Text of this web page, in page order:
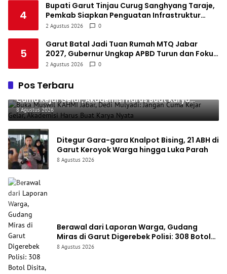
4
Bupati Garut Tinjau Curug Sanghyang Taraje,
Pemkab Siapkan Penguatan Infrastruktur
untuk Dongkrak Pariwisata
2 Agustus 2026 0
5
Garut Batal Jadi Tuan Rumah MTQ Jabar
2027, Gubernur Ungkap APBD Turun dan Fokus
Dialihkan ke Infrastruktur
2 Agustus 2026 0
Pos Terbaru
Buka Muswil KAHMI Jabar, Dedi Mulyadi: Jangan
Cuma Kejar Gelar, Akademisi Harus Buat Karya
Nyata
8 Agustus 2026
Ditegur Gara-gara Knalpot Bising, 21 ABH di
Garut Keroyok Warga hingga Luka Parah
8 Agustus 2026
Berawal dari Laporan Warga, Gudang
Miras di Garut Digerebek Polisi: 308 Botol
Disita, Pedagang Ditangkap
8 Agustus 2026